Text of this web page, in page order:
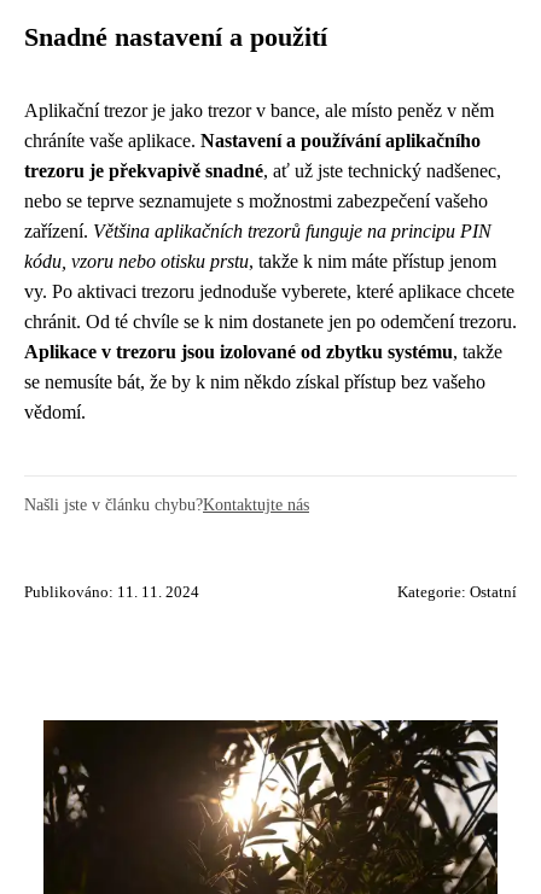
Snadné nastavení a použití
Aplikační trezor je jako trezor v bance, ale místo peněz v něm
chráníte vaše aplikace. Nastavení a používání aplikačního
trezoru je překvapivě snadné, ať už jste technický nadšenec,
nebo se teprve seznamujete s možnostmi zabezpečení vašeho
zařízení. Většina aplikačních trezorů funguje na principu PIN
kódu, vzoru nebo otisku prstu, takže k nim máte přístup jenom
vy. Po aktivaci trezoru jednoduše vyberete, které aplikace chcete
chránit. Od té chvíle se k nim dostanete jen po odemčení trezoru.
Aplikace v trezoru jsou izolované od zbytku systému, takže
se nemusíte bát, že by k nim někdo získal přístup bez vašeho
vědomí.
Našli jste v článku chybu?Kontaktujte nás
Publikováno: 11. 11. 2024 Kategorie: Ostatní